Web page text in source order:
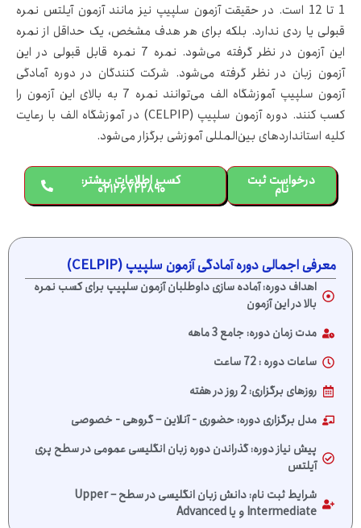
1 تا 12 است. در حقیقت آزمون سلپیپ نیز مانند آزمون آیلتس نمره
قبولی یا ردی ندارد. بلکه برای هر هدف مشخص، یک حداقل از نمره
این آزمون در نظر گرفته می‌شود. نمره 7 نمره قابل قبولی در این
آزمون زبان در نظر گرفته می‌شود‌. شرکت کنندگان در دوره آمادگی
آزمون سلپیپ آموزشگاه الف می‌توانند نمره 7 به بالای این آزمون را
کسب کنند. دوره آزمون سلپیپ (CELPIP) در آموزشگاه الف با رعایت
کلیه استانداردهای بین‌المللی آموزشی برگزار می‌شود.
درخواست ثبت
نام کسب اطلاعات بیشتر:
۰۲۱۲۶۷۲۲۸۹۰
معرفی اجمالی دوره آمادگی آزمون سلپیپ (CELPIP)
اهداف دوره: آماده سازی داوطلبان آزمون سلپیپ برای کسب نمره
بالا در این آزمون
مدت زمان دوره: جامع 3 ماهه
ساعات دوره : 72 ساعت
روزهای برگزاری: 2 روز در هفته
مدل برگزاری دوره: حضوری - آنلاین – گروهی - خصوصی
پیش نیاز دوره: گذراندن دوره زبان انگلیسی عمومی در سطح پری
آیلتس
شرایط ثبت نام: دانش زبان انگلیسی در سطح Upper –
Intermediate و یا Advanced